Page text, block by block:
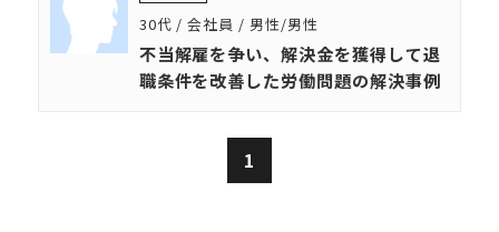
30代 / 会社員 / 男性/男性
不当解雇を争い、解決金を獲得して退
職条件を改善した労働問題の解決事例
1